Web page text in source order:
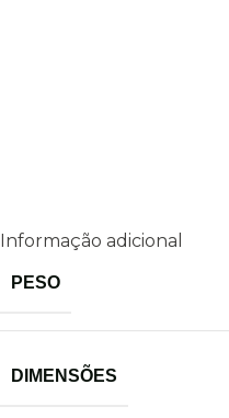
Informação adicional
PESO
DIMENSÕES